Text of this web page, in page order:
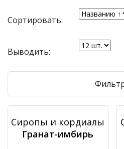
Сортировать:
Выводить:
Сиропы и кордиалы
Гранат-имбирь